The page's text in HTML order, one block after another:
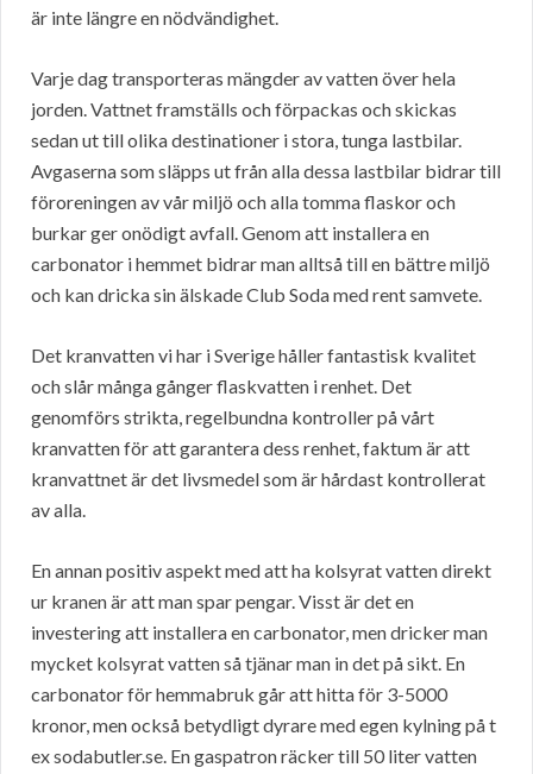
är inte längre en nödvändighet.
Varje dag transporteras mängder av vatten över hela
jorden. Vattnet framställs och förpackas och skickas
sedan ut till olika destinationer i stora, tunga lastbilar.
Avgaserna som släpps ut från alla dessa lastbilar bidrar till
föroreningen av vår miljö och alla tomma flaskor och
burkar ger onödigt avfall. Genom att installera en
carbonator i hemmet bidrar man alltså till en bättre miljö
och kan dricka sin älskade Club Soda med rent samvete.
Det kranvatten vi har i Sverige håller fantastisk kvalitet
och slår många gånger flaskvatten i renhet. Det
genomförs strikta, regelbundna kontroller på vårt
kranvatten för att garantera dess renhet, faktum är att
kranvattnet är det livsmedel som är hårdast kontrollerat
av alla.
En annan positiv aspekt med att ha kolsyrat vatten direkt
ur kranen är att man spar pengar. Visst är det en
investering att installera en carbonator, men dricker man
mycket kolsyrat vatten så tjänar man in det på sikt. En
carbonator för hemmabruk går att hitta för 3-5000
kronor, men också betydligt dyrare med egen kylning på t
ex sodabutler.se. En gaspatron räcker till 50 liter vatten